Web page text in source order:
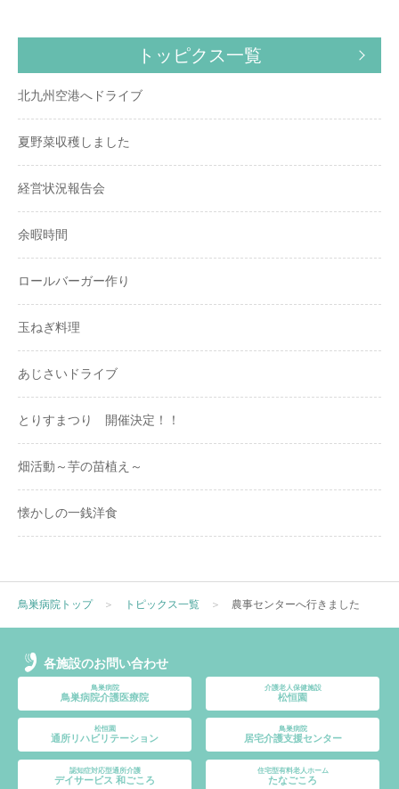
トッピクス一覧
北九州空港へドライブ
夏野菜収穫しました
経営状況報告会
余暇時間
ロールバーガー作り
玉ねぎ料理
あじさいドライブ
とりすまつり 開催決定！！
畑活動～芋の苗植え～
懐かしの一銭洋食
鳥巣病院トップ＞ トピックス一覧 ＞ 農事センターへ行きました
各施設のお問い合わせ
鳥巣病院
鳥巣病院介護医療院
介護老人保健施設
松恒園
松恒園
通所リハビリテーション
鳥巣病院
居宅介護支援センター
認知症対応型通所介護
デイサービス 和ごころ
住宅型有料老人ホーム
たなごころ